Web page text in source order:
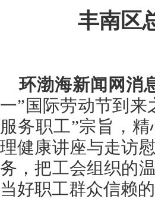
丰南区
环渤海新闻网消
一”国际劳动节到来
服务职工”宗旨，
理健康讲座与走访
务，把工会组织的
当好职工群众信赖的